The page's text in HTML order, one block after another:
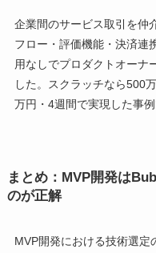
企業間のサービス取引を仲
フロー・評価機能・決済連
用なしでプロダクトオーナ
した。スクラッチなら500
万円・4週間で実現した事例
まとめ：MVP開発は
のが正解
MVP開発における技術選定